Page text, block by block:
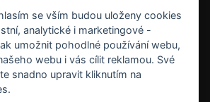
se vším budou uloženy cookies
analytické i marketingové -
umožnit pohodlné používání webu,
webu i vás cílit reklamou. Své
snadno upravit kliknutím na